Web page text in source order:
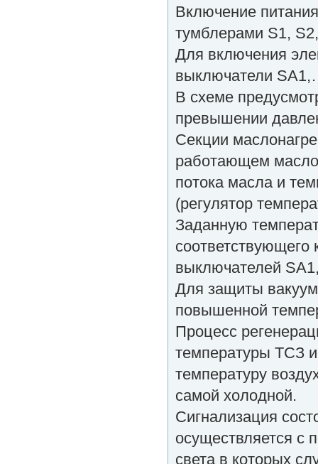
Включение
тумблерами S1,
Для включения
выключатели
В схеме
превышении
Секции
работающем
потока масла и
(регулятор
Заданную
соответствующего
выключателей
Для защиты
повышенной
Процесс
температуры ТСЗ
температуру
самой холодной.
Сигнализация
осуществляется с
света в которых